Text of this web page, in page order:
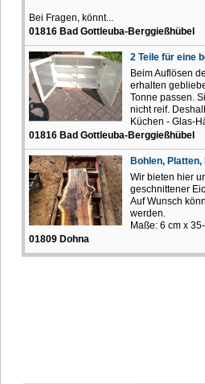
Bei Fragen, könnt...
01816 Bad Gottleuba-Berggießhübel
2 Teile für eine
Beim Auflösen
erhalten
Tonne passen.
nicht reif.
Küchen - Glas-
01816 Bad Gottleuba-Berggießhübel
Bohlen,
Wir bieten hier
geschnittener
Auf Wunsch
werden.
Maße: 6 cm x
01809 Dohna